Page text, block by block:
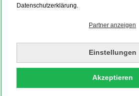
Datenschutzerklärung.
Partner anzeigen
Einstellungen
Akzeptieren